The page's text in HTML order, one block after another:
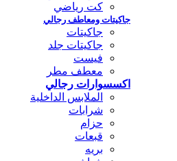
كت رياضي
جاكيتات ومعاطف رجالي
جاكيتات
جاكيتات جلد
فيست
معطف مطر
اكسسوارات رجالي
الملابس الداخلية
شرابات
حزام
قبعات
بريه